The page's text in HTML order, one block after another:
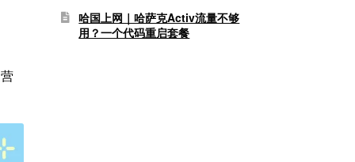
哈国上网｜哈萨克Activ流量不够
用？一个代码重启套餐